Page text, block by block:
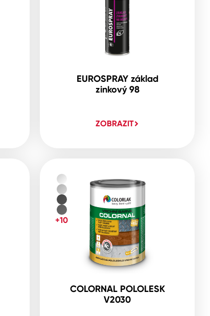
EUROSPRAY základ
zinkový 98
ZOBRAZIT
COLORNAL POLOLESK
V2030
+10